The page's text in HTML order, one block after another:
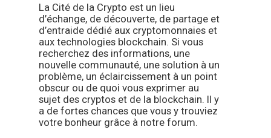
La Cité de la Crypto est un lieu
d’échange, de découverte, de partage et
d’entraide dédié aux cryptomonnaies et
aux technologies blockchain. Si vous
recherchez des informations, une
nouvelle communauté, une solution à un
problème, un éclaircissement à un point
obscur ou de quoi vous exprimer au
sujet des cryptos et de la blockchain. Il y
a de fortes chances que vous y trouviez
votre bonheur grâce à notre forum.